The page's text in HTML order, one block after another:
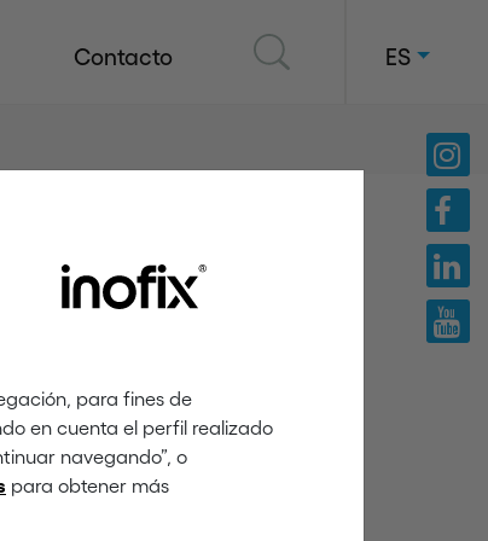
para fines de
en cuenta el perfil realizado
navegando”, o
para obtener más
Contacto ES